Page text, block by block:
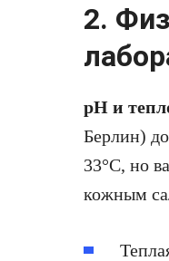
2.
pH и
Берлин)
33°C, но
кожным